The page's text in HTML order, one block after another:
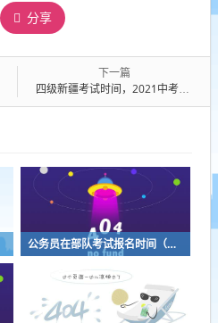
分享
下一篇
四级新疆考试时间，2021中考及会考时间
公务员在部队考试报名时间（部队公务员考试都考什么科目）